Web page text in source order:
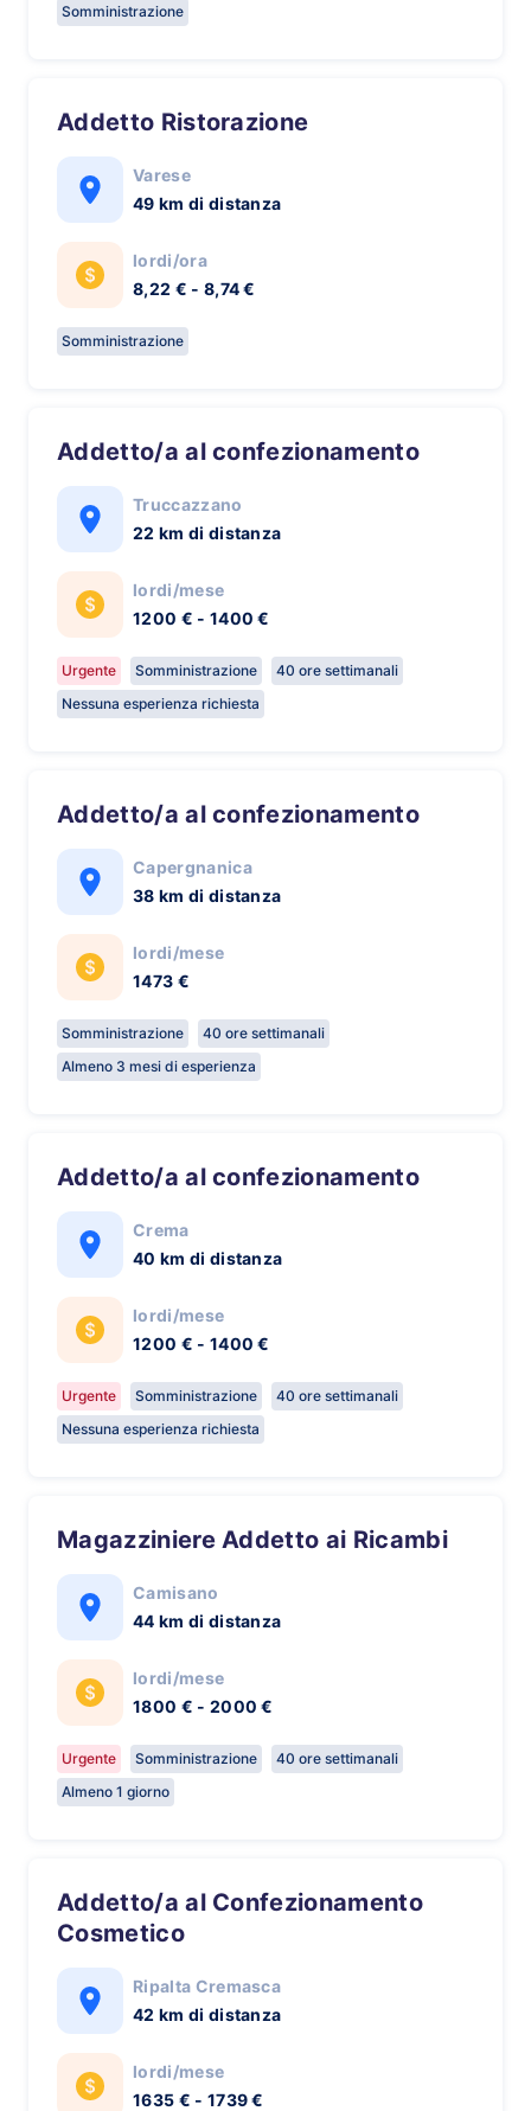
Somministrazione
Addetto Ristorazione
Varese
49 km di distanza
lordi/ora
8,22 € - 8,74 €
Somministrazione
Addetto/a al confezionamento
Truccazzano
22 km di distanza
lordi/mese
1200 € - 1400 €
Urgente Somministrazione
40 ore settimanali
Nessuna esperienza richiesta
Addetto/a al confezionamento
Capergnanica
38 km di distanza
lordi/mese
1473 €
Somministrazione
40 ore settimanali
Almeno 3 mesi di esperienza
Addetto/a al confezionamento
Crema
40 km di distanza
lordi/mese
1200 € - 1400 €
Urgente Somministrazione
40 ore settimanali
Nessuna esperienza richiesta
Magazziniere Addetto ai Ricambi
Camisano
44 km di distanza
lordi/mese
1800 € - 2000 €
Urgente Somministrazione
40 ore settimanali
Almeno 1 giorno
Addetto/a al Confezionamento
Cosmetico
Ripalta Cremasca
42 km di distanza
lordi/mese
1635 € - 1739 €